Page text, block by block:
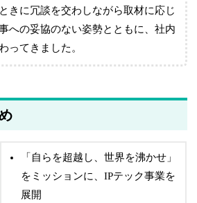
きに冗談を交わしながら取材に応じ
への妥協のない姿勢とともに、社内
ってきました。
「自らを超越し、世界を沸かせ」
をミッションに、IPテック事業を
展開